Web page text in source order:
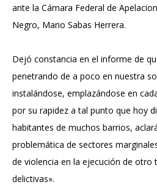
ante la Cámara Federal de
Negro, Mario Sabas Herrera.
Dejó constancia en el informe de
penetrando de a poco en nuestra
instalándose, emplazándose en
por su rapidez a tal punto que hoy
habitantes de muchos barrios,
problemática de sectores
de violencia en la ejecución de otro
delictivas».